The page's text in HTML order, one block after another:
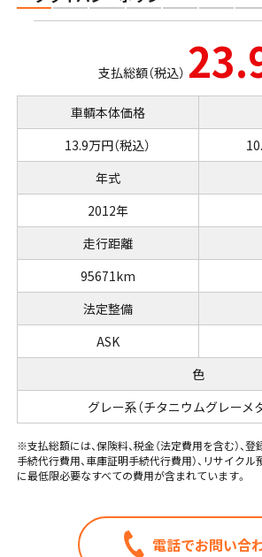
支払総額（税込）
車輌本体価格
13.9万円（税込）
年式
2012年
走行距離
95671km
法定整備
ASK
色
グレー系（チタニウムグレーメ
※支払総額には、保険料、税金（法定費用を含む）、
手続代行費用、車庫証明手続代行費用）、リサイク
に最低限必要なすべての費用が含まれています。
電話でお問い合